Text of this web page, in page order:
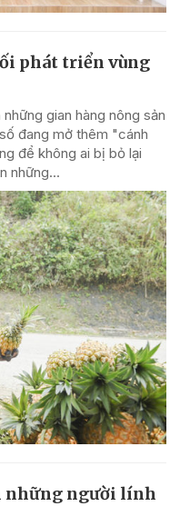
phát triển vùng
gian hàng nông sản
đang mở thêm "cánh
để không ai bị bỏ lại
những...
những người lính